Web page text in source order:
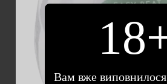
ДОДАТИ В
КОШИК
Вам вже виповнилося